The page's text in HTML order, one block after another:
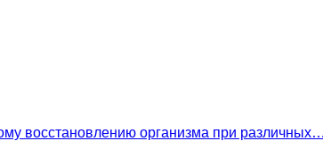
восстановлению организма при